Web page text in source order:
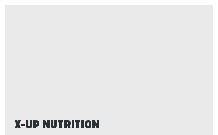
X-UP NUTRITION